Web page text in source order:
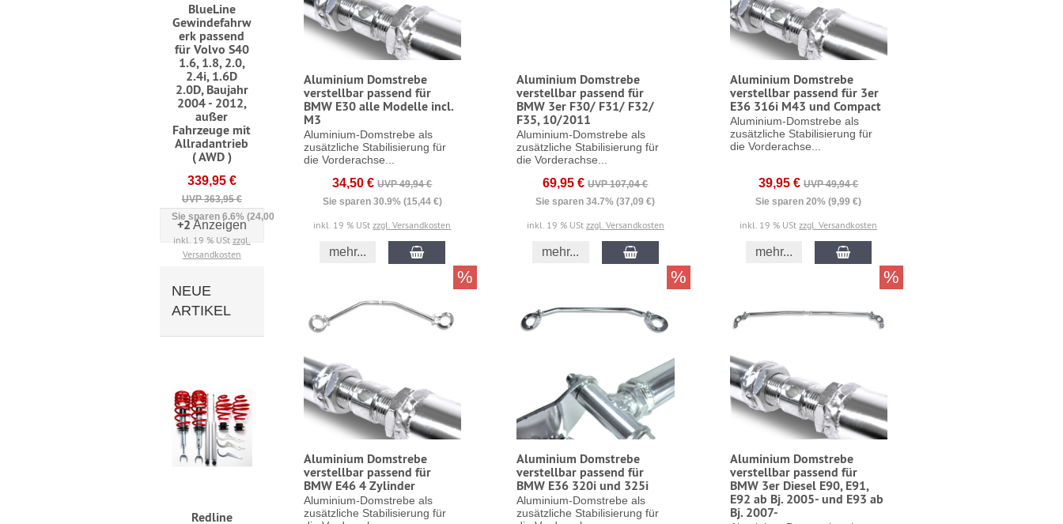
Aluminium Domstrebe
verstellbar passend für
BMW E30 alle Modelle incl.
M3
Aluminium-Domstrebe als
zusätzliche Stabilisierung für
die Vorderachse...
34,50 € UVP 49,94 €
Sie sparen 30.9% (15,44 €)
inkl. 19 % UStzzgl. Versandkosten
mehr...
Aluminium Domstrebe
verstellbar passend für
BMW 3er F30/ F31/ F32/
F35, 10/2011
Aluminium-Domstrebe als
zusätzliche Stabilisierung für
die Vorderachse...
69,95 € UVP 107,04 €
Sie sparen 34.7% (37,09 €)
inkl. 19 % USt zzgl. Versandkosten
mehr...
Aluminium Domstrebe
verstellbar passend für 3er
E36 316i M43 und Compact
Aluminium-Domstrebe als
zusätzliche Stabilisierung für
die Vorderachse...
39,95 € UVP 49,94 €
Sie sparen 20% (9,99 €)
inkl. 19 % UStzzgl. Versandkosten
mehr...
Aluminium Domstrebe
verstellbar passend für
BMW E46 4 Zylinder
Aluminium-Domstrebe als
zusätzliche Stabilisierung für
%
Aluminium Domstrebe
verstellbar passend für
BMW E36 320i und 325i
Aluminium-Domstrebe als
zusätzliche Stabilisierung für
%
Aluminium Domstrebe
verstellbar passend für
BMW 3er Diesel E90, E91,
E92 ab Bj. 2005- und E93 ab
Bj. 2007-
%
BlueLine
Gewindefahrw
erk passend
für Volvo S40
1.6, 1.8, 2.0,
2.4i, 1.6D
2.0D, Baujahr
2004 - 2012,
außer
Fahrzeuge mit
Allradantrieb
( AWD )
339,95 €
UVP 363,95 €
Sie sparen 6.6% (24,00 €)
inkl. 19 % USt zzgl.
Versandkosten
+2Anzeigen
NEUE
ARTIKEL
Redline